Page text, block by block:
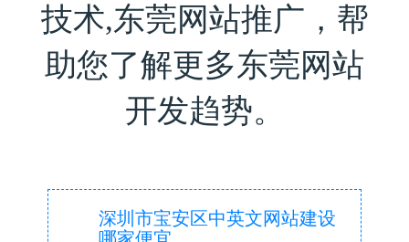
技术,东莞网站推广，帮
助您了解更多东莞网站
开发趋势。
深圳市宝安区中英文网站建设